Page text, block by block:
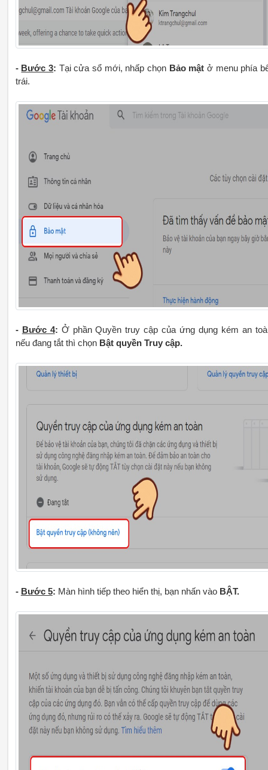
- Bước 3: Tại cửa sổ mới, nhấp chọn Bảo mật ở menu phía
trái.
- Bước 4: Ở phần Quyền truy cập của ứng dụng kém an
nếu đang tắt thì chọn Bật quyền Truy cập.
- Bước 5: Màn hình tiếp theo hiển thị, bạn nhấn vào BẬT.